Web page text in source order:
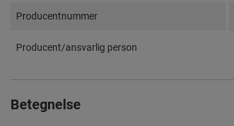
Producentnummer
Producent/ansvarlig person
Betegnelse